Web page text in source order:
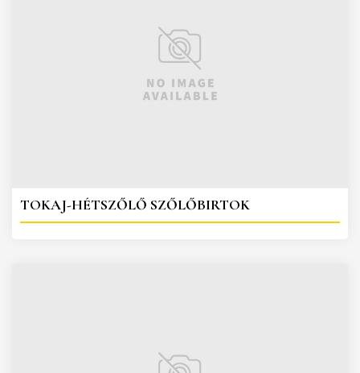
TOKAJ-HÉTSZŐLŐ SZŐLŐBIRTOK